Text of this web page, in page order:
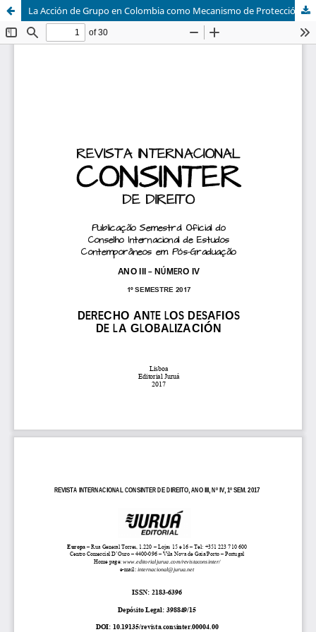
La Acción de Grupo en Colombia como Mecanismo de Protección y Reparación de Derechos Colectivos